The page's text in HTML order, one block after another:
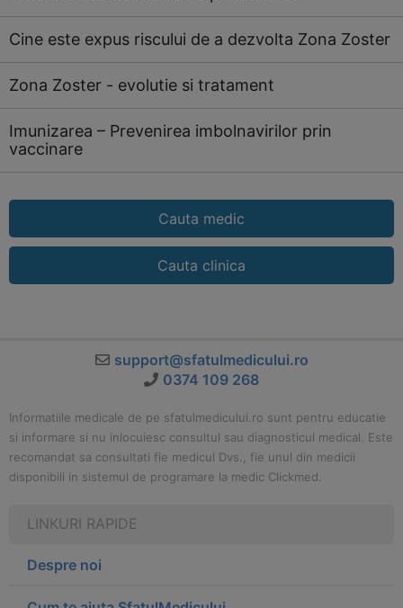
Cine este expus riscului de a dezvolta Zona Zoster
Zona Zoster - evolutie si tratament
Imunizarea – Prevenirea imbolnavirilor prin
vaccinare
Cauta medic
Cauta clinica
support@sfatulmedicului.ro
0374 109 268
Informatiile medicale de pe sfatulmedicului.ro sunt pentru educatie
si informare si nu inlocuiesc consultul sau diagnosticul medical. Este
recomandat sa consultati fie medicul Dvs., fie unul din medicii
disponibili in sistemul de programare la medic Clickmed.
LINKURI RAPIDE
Despre noi